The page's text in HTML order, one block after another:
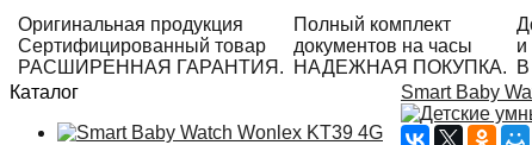
Оригинальная продукция
Сертифицированный товар
РАСШИРЕННАЯ ГАРАНТИЯ.
Полный комплект
документов на часы
НАДЕЖНАЯ ПОКУПКА.
и
Каталог
Smart Baby